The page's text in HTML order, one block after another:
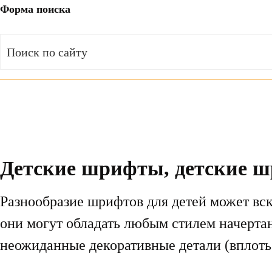
Форма поиска
Детские шрифты, детские
Разнообразие шрифтов для детей может
они могут обладать любым стилем
неожиданные декоративные детали